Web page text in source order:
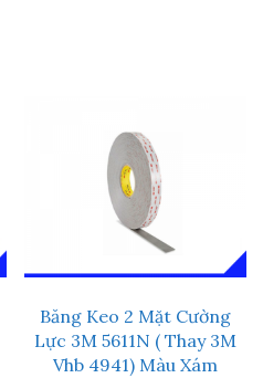
Băng Keo 2 Mặt Cường
Lực 3M 5611N ( Thay 3M
Vhb 4941) Màu Xám